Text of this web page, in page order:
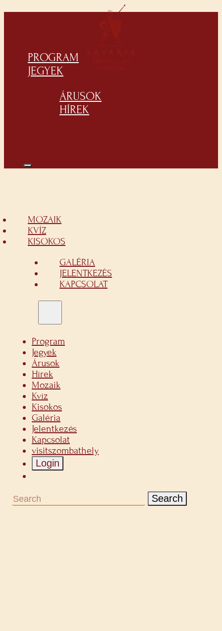
PROGRAM
JEGYEK
ÁRUSOK
HÍREK
MOZAIK
KVÍZ
KISOKOS
GALÉRIA
JELENTKEZÉS
KAPCSOLAT
Program
Jegyek
Árusok
Hírek
Mozaik
Kvíz
Kisokos
Galéria
Jelentkezés
Kapcsolat
visitszombathely
Login
Search